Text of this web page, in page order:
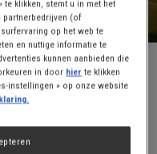
van VALVERT
te werken met de
en duurzame
klikken, stemt u in met het
partnerbedrijven (of
op het web te
en nuttige informatie te
kunnen aanbieden die
in door hier te klikken
instellingen » op onze website